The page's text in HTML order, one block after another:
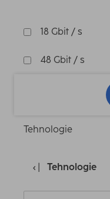
18 Gbit / s
48 Gbit / s
Tehnologie
Tehnologie